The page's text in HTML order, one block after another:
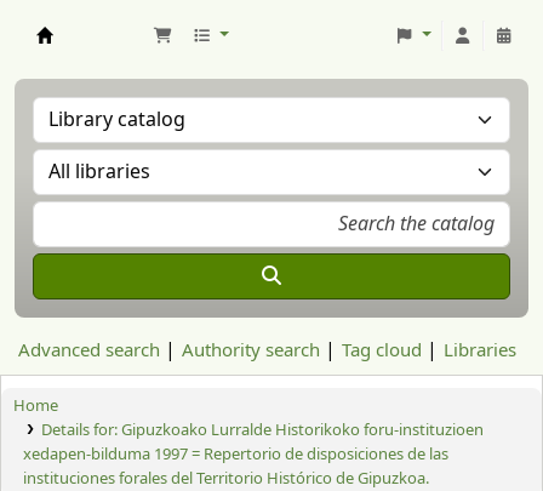
Advanced search Authority search Tag cloud Libraries
Home
Details for:Gipuzkoako Lurralde Historikoko foru-instituzioen
xedapen-bilduma 1997 = Repertorio de disposiciones de las
instituciones forales del Territorio Histórico de Gipuzkoa.